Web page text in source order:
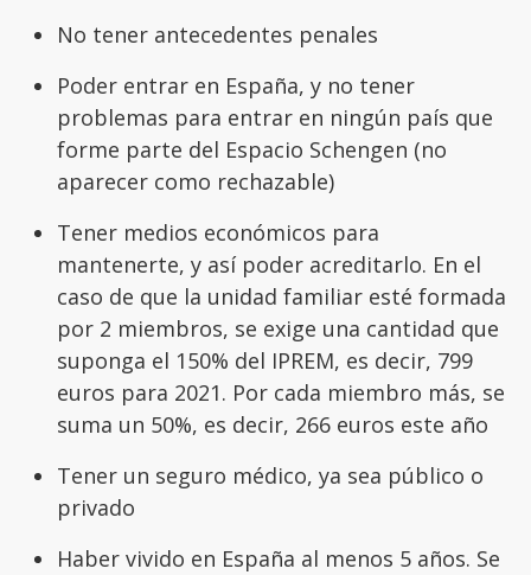
No tener antecedentes penales
Poder entrar en España, y no tener
problemas para entrar en ningún país que
forme parte del Espacio Schengen (no
aparecer como rechazable)
Tener medios económicos para
mantenerte, y así poder acreditarlo. En el
caso de que la unidad familiar esté formada
por 2 miembros, se exige una cantidad que
suponga el 150% del IPREM, es decir, 799
euros para 2021. Por cada miembro más, se
suma un 50%, es decir, 266 euros este año
Tener un seguro médico, ya sea público o
privado
Haber vivido en España al menos 5 años. Se